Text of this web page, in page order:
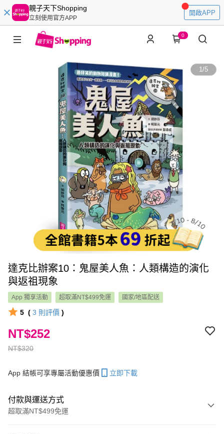
親子天下Shopping
立刻使用官方APP
開啟APP
0
1/5
達克比辦案10：鬼屋美人魚：人類構造的演化
與返祖現象
App 獨享活動 超取滿NT$499免運 國家/地區配送
5 ( 3 則評價 )
NT$320
NT$252
App 結帳可享專屬活動優惠價 立即下載
付款與運送方式
超取滿NT$499免運